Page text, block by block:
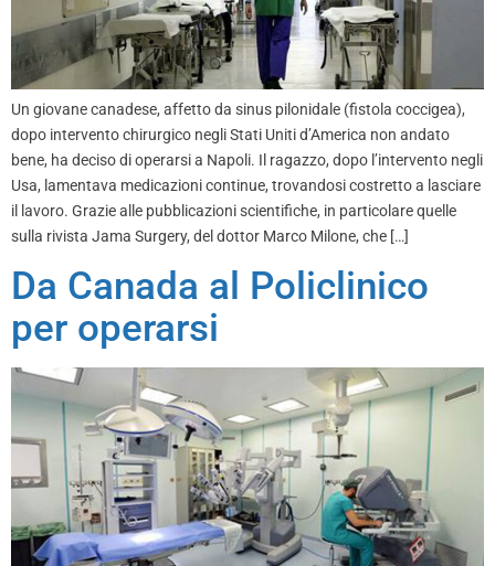
Un giovane canadese, affetto da sinus pilonidale (fistola coccigea),
dopo intervento chirurgico negli Stati Uniti d’America non andato
bene, ha deciso di operarsi a Napoli. Il ragazzo, dopo l’intervento negli
Usa, lamentava medicazioni continue, trovandosi costretto a lasciare
il lavoro. Grazie alle pubblicazioni scientifiche, in particolare quelle
sulla rivista Jama Surgery, del dottor Marco Milone, che […]
Da Canada al Policlinico
per operarsi